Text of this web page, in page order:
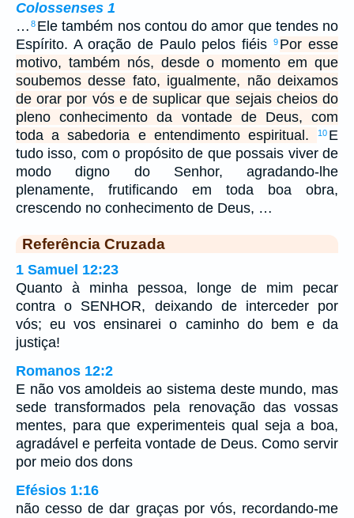
Colossenses 1
… 8 Ele também nos contou do amor que tendes no
Espírito. A oração de Paulo pelos fiéis
9 Por esse
motivo, também nós, desde o momento em que
soubemos desse fato, igualmente, não deixamos
de orar por vós e de suplicar que sejais cheios do
pleno conhecimento da vontade de Deus, com
toda a sabedoria e entendimento espiritual.
10 E
tudo isso, com o propósito de que possais viver de
modo digno do Senhor, agradando-lhe
plenamente, frutificando em toda boa obra,
crescendo no conhecimento de Deus, …
Referência Cruzada
1 Samuel 12:23
Quanto à minha pessoa, longe de mim pecar
contra o SENHOR, deixando de interceder por
vós; eu vos ensinarei o caminho do bem e da
justiça!
Romanos 12:2
E não vos amoldeis ao sistema deste mundo, mas
sede transformados pela renovação das vossas
mentes, para que experimenteis qual seja a boa,
agradável e perfeita vontade de Deus. Como servir
por meio dos dons
Efésios 1:16
não cesso de dar graças por vós, recordando-me